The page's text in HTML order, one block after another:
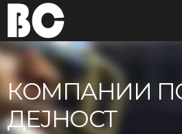
КОМПАНИИ
ДЕЈНОСТ